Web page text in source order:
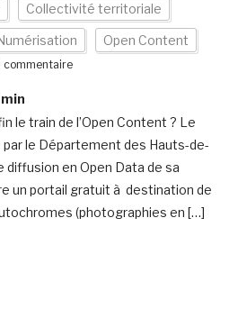
Collectivité territoriale
Open Content
commentaire
min
le train de l’Open Content ? Le
le Département des Hauts-de-
diffusion en Open Data de sa
un portail gratuit à destination de
(photographies en […]